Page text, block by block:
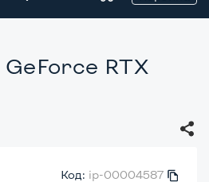
RTX
Код: ip-00004587